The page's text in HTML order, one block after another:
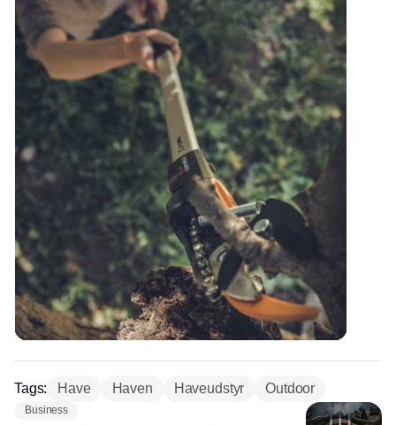
Tags: Have Haven Haveudstyr Outdoor
Business